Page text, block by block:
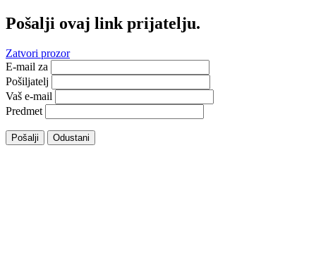
Pošalji ovaj link prijatelju.
Zatvori prozor
E-mail za
Pošiljatelj
Vaš e-mail
Predmet
Pošalji Odustani